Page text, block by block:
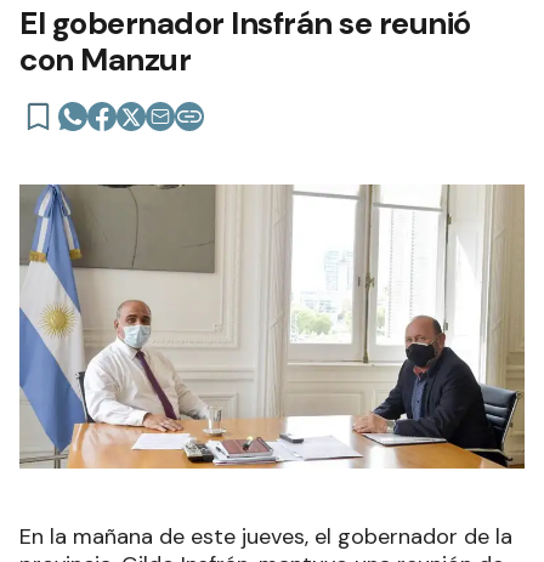
El gobernador Insfrán se reunió
con Manzur
En la mañana de este jueves, el gobernador de la